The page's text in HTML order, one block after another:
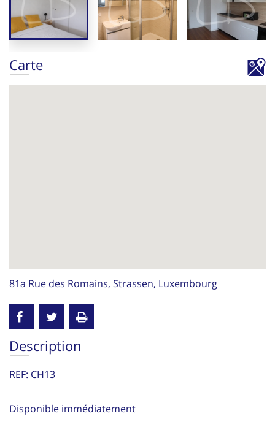
Carte
81a Rue des Romains, Strassen, Luxembourg
Description
REF: CH13
Disponible immédiatement